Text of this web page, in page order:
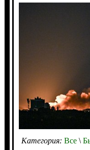
Категория: Все\